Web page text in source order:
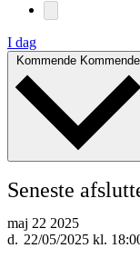
I dag
Kommende Kommende
Seneste
maj 22 2025
22/05/2025 kl.